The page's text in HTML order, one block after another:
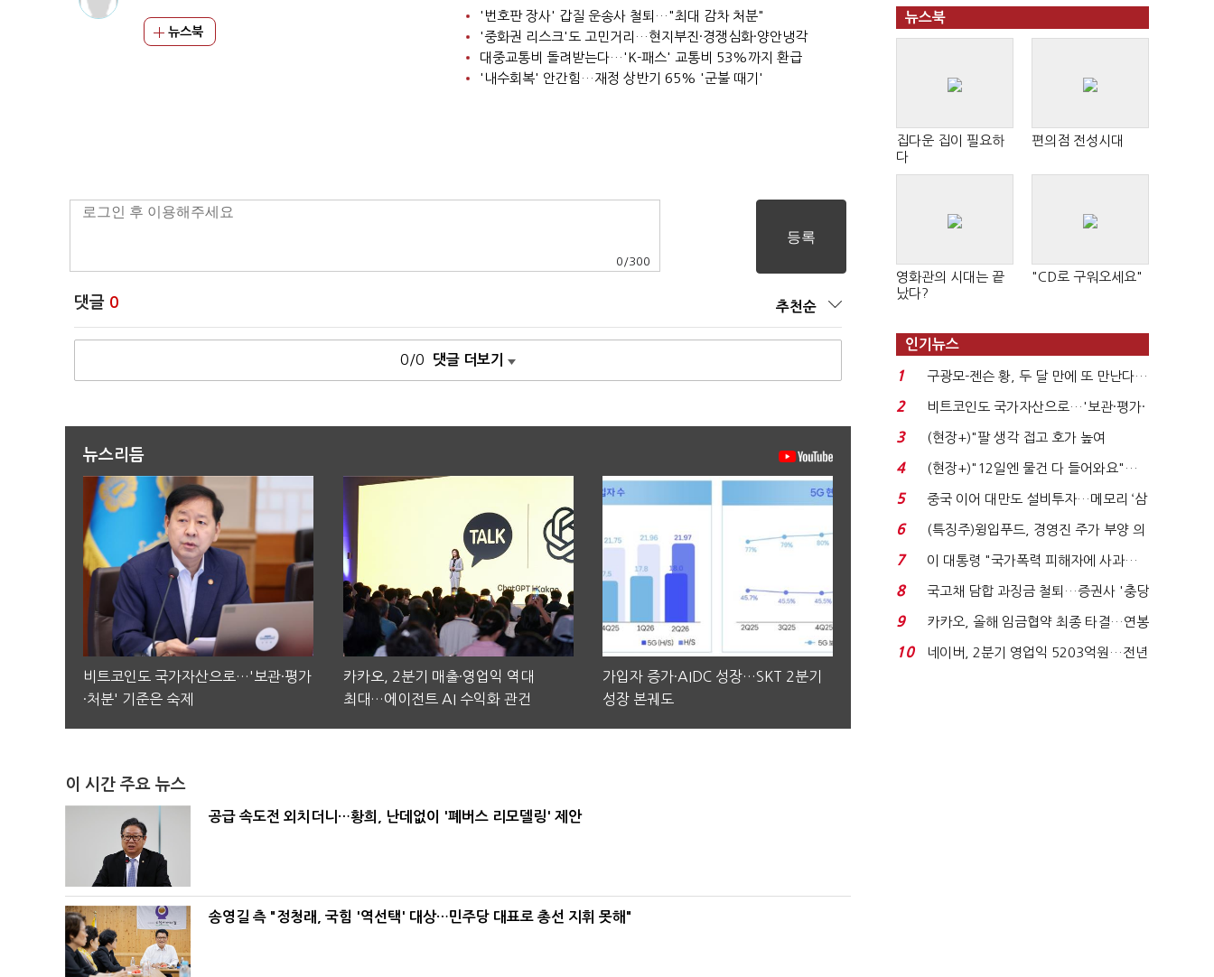
뉴스북
'번호판 장사' 갑질 운송사 철퇴…"최대 감차 처분"
'중화권 리스크'도 고민거리…현지부진·경쟁심화·양안냉각
대중교통비 돌려받는다…'K-패스' 교통비 53%까지 환급
'내수회복' 안간힘…재정 상반기 65% '군불 때기'
0 /300
댓글 0 추천순
0/0 댓글 더보기
뉴스리듬
비트코인도 국가자산으로…'보관·평가
·처분' 기준은 숙제
카카오, 2분기 매출·영업익 역대
최대…에이전트 AI 수익화 관건
가입자 증가·AIDC 성장…SKT 2분기
성장 본궤도
이 시간 주요 뉴스
공급 속도전 외치더니…황희, 난데없이 '폐버스 리모델링' 제안
송영길 측 "정청래, 국힘 '역선택' 대상…민주당 대표로 총선 지휘 못해"
뉴스북
집다운 집이 필요하
다
편의점 전성시대
영화관의 시대는 끝
났다?
"CD로 구워오세요"
인기뉴스
1
구광모-젠슨 황, 두 달 만에 또 만난다…
로봇·AI 등 논...
2
비트코인도 국가자산으로…'보관·평가·
처분' 기준은 ...
3
(현장+)"팔 생각 접고 호가 높여
요"…'덜 똘똘한 한 채' 20...
4
(현장+)"12일엔 물건 다 들어와요"…
빈 매대 채우며 문 연 ...
5
중국 이어 대만도 설비투자…메모리 ‘삼
국전쟁’
6
(특징주)윙입푸드, 경영진 주가 부양 의
지에 상한가...
7
이 대통령 "국가폭력 피해자에 사과…
적극적 조사로 진...
8
국고채 담합 과징금 철퇴…증권사 '충당
금 폭탄' 우려...
9
카카오, 올해 임금협약 최종 타결…연봉
6.3% 인상·격려...
10
네이버, 2분기 영업익 5203억원…전년